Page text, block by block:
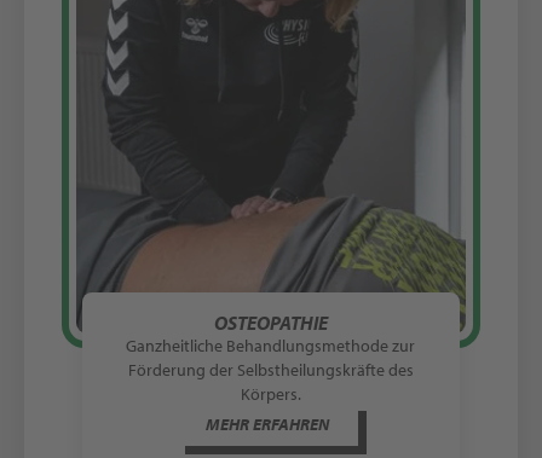
OSTEOPATHIE
Ganzheitliche Behandlungsmethode zur
Förderung der Selbstheilungskräfte des
Körpers.
MEHR ERFAHREN